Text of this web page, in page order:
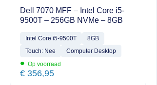
Dell 7070 MFF – Intel Core i5-
9500T – 256GB NVMe – 8GB
Intel Core i5-9500T
8GB
Touch: Nee
Computer Desktop
• Op voorraad
€ 356,95